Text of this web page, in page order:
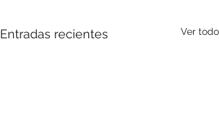
Entradas recientes Ver todo